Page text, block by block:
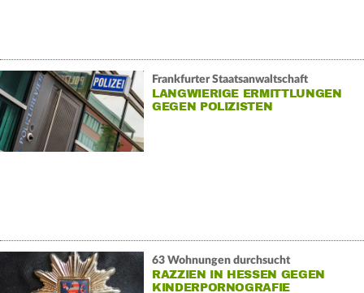
Frankfurter Staatsanwaltschaft
LANGWIERIGE ERMITTLUNGEN
GEGEN POLIZISTEN
63 Wohnungen durchsucht
RAZZIEN IN HESSEN GEGEN
KINDERPORNOGRAFIE